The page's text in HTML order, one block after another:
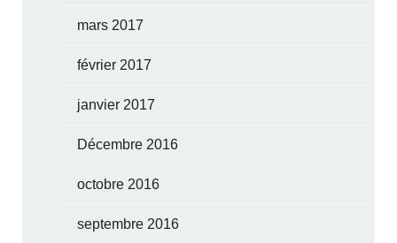
mars 2017
février 2017
janvier 2017
Décembre 2016
octobre 2016
septembre 2016